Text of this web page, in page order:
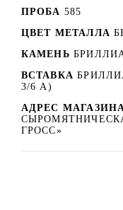
ПРОБА 585
ЦВЕТ МЕТАЛЛА
КАМЕНЬ
ВСТАВКА
3/6 А)
АДРЕС
ГРОСС»